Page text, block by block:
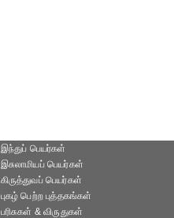
இந்துப் பெயர்கள்
இசுலாமியப் பெயர்கள்
கிருத்துவப் பெயர்கள்
புகழ் பெற்ற புத்தகங்கள்
பரிசுகள் & விருதுகள்